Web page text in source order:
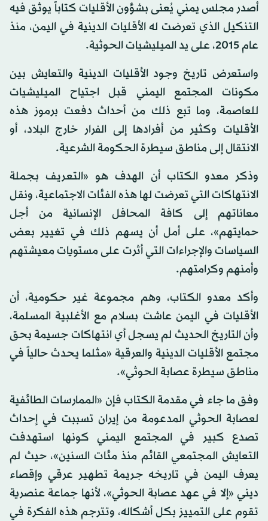
أصدر مجلس يمني يُعنى بشؤون الأقليات كتاباً يوثق فيه
التنكيل الذي تعرضت له الأقليات الدينية في اليمن، منذ
عام 2015، على يد الميليشيات الحوثية.
واستعرض تاريخ وجود الأقليات الدينية والتعايش بين
مكونات المجتمع اليمني قبل اجتياح الميليشيات
للعاصمة، وما تبع ذلك من أحداث دفعت برموز هذه
الأقليات وكثير من أفرادها إلى الفرار خارج البلاد، أو
الانتقال إلى مناطق سيطرة الحكومة الشرعية.
وذكر معدو الكتاب أن الهدف هو «التعريف بجملة
الانتهاكات التي تعرضت لها هذه الفئات الاجتماعية، ونقل
معاناتهم إلى كافة المحافل الإنسانية من أجل
حمايتهم»، على أمل أن يسهم ذلك في تغيير بعض
السياسات والإجراءات التي أثرت على مستويات معيشتهم
وأمنهم وكرامتهم.
وأكد معدو الكتاب، وهم مجموعة غير حكومية، أن
الأقليات في اليمن عاشت بسلام مع الأغلبية المسلمة،
وأن التاريخ الحديث لم يسجل أي انتهاكات جسيمة بحق
مجتمع الأقليات الدينية والعرقية «مثلما يحدث حالياً في
مناطق سيطرة عصابة الحوثي».
وفق ما جاء في مقدمة الكتاب فإن «الممارسات الطائفية
لعصابة الحوثي المدعومة من إيران تسببت في إحداث
تصدع كبير في المجتمع اليمني كونها استهدفت
التعايش المجتمعي القائم منذ مئات السنين»، حيث لم
يعرف اليمن في تاريخه جريمة تطهير عرقي وإقصاء
ديني «إلا في عهد عصابة الحوثي»، لأنها جماعة عنصرية
تقوم على التمييز بكل أشكاله، وتترجم هذه الفكرة في